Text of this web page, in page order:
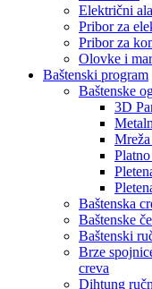
Električni
Pribor za
Pribor za
Olovke i
Baštenski program
Baštenske
3D
Mreža
Baštenska
Baštenske
Baštenski
Brze
creva
Dihtung